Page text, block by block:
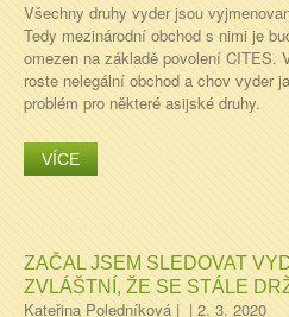
Všechny druhy vyder jsou
Tedy mezinárodní obchod s nimi je
omezen na základě povolení CITES.
roste nelegální obchod a chov vyder
problém pro některé asijské druhy.
VÍCE
ZAČAL JSEM SLEDOVAT
ZVLÁŠTNÍ, ŽE SE STÁLE
Kateřina Poledníková | | 2. 3. 2020